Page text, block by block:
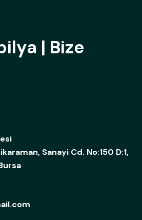
| Bize
Sanayi Cd. No:150 D:1,